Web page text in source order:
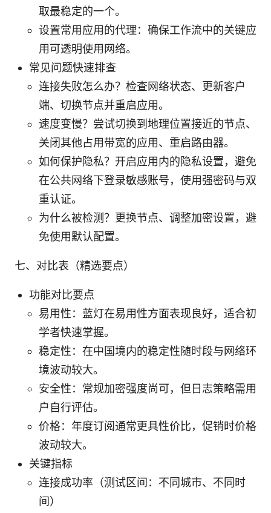
取最稳定的一个。
设置常用应用的代理：确保工作流中的关键应
用可透明使用网络。
常见问题快速排查
连接失败怎么办？检查网络状态、更新客户
端、切换节点并重启应用。
速度变慢？尝试切换到地理位置接近的节点、
关闭其他占用带宽的应用、重启路由器。
如何保护隐私？开启应用内的隐私设置，避免
在公共网络下登录敏感账号，使用强密码与双
重认证。
为什么被检测？更换节点、调整加密设置，避
免使用默认配置。
七、对比表（精选要点）
功能对比要点
易用性：蓝灯在易用性方面表现良好，适合初
学者快速掌握。
稳定性：在中国境内的稳定性随时段与网络环
境波动较大。
安全性：常规加密强度尚可，但日志策略需用
户自行评估。
价格：年度订阅通常更具性价比，促销时价格
波动较大。
关键指标
连接成功率（测试区间：不同城市、不同时
间）